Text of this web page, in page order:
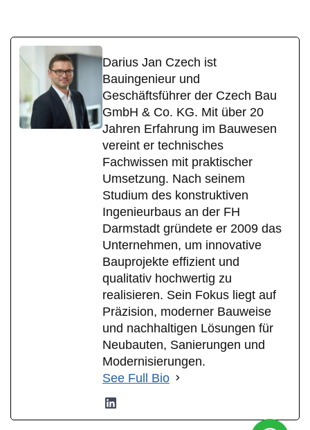
Darius Jan Czech ist
Bauingenieur und
Geschäftsführer der Czech Bau
GmbH & Co. KG. Mit über 20
Jahren Erfahrung im Bauwesen
vereint er technisches
Fachwissen mit praktischer
Umsetzung. Nach seinem
Studium des konstruktiven
Ingenieurbaus an der FH
Darmstadt gründete er 2009 das
Unternehmen, um innovative
Bauprojekte effizient und
qualitativ hochwertig zu
realisieren. Sein Fokus liegt auf
Präzision, moderner Bauweise
und nachhaltigen Lösungen für
Neubauten, Sanierungen und
Modernisierungen.
See Full Bio